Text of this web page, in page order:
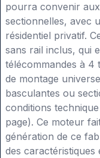
pourra convenir
sectionnelles, avec
résidentiel privatif.
sans rail inclus, qui
télécommandes à 4
de montage
basculantes ou
conditions
page). Ce moteur
génération de ce
des